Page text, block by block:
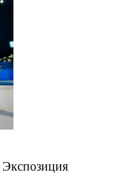
Экспозиция